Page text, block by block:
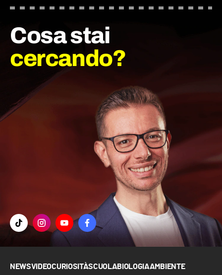
Cosa stai
cercando?
NEWSVIDEOCURIOSITÀSCUOLABIOLOGIAAMBIENTE